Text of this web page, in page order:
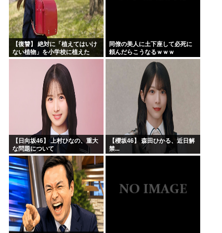
【復讐】 絶対に「植えてはいけ
ない植物」を小学校に植えた
→20年経って見に行くと…
「！？」衝撃の光景が・・・
同僚の美人に土下座して必死に
頼んだらこうなるｗｗｗ
【日向坂46】 上村ひなの、重大
な問題について
【櫻坂46】 森田ひかる、近日解
禁...